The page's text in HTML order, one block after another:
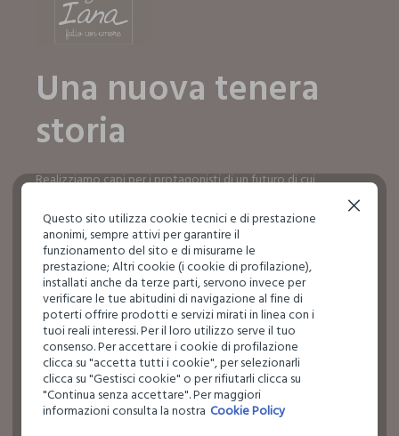
Una nuova tenera
storia
Realizziamo capi per i protagonisti di un futuro di cui
SCOPRI IL MONDO IANA
SCOPRI IL MONDO IANA
Questo sito utilizza cookie tecnici e di prestazione
anonimi, sempre attivi per garantire il
funzionamento del sito e di misurarne le
prestazione; Altri cookie (i cookie di profilazione),
installati anche da terze parti, servono invece per
verificare le tue abitudini di navigazione al fine di
poterti offrire prodotti e servizi mirati in linea con i
tuoi reali interessi. Per il loro utilizzo serve il tuo
consenso. Per accettare i cookie di profilazione
clicca su "accetta tutti i cookie", per selezionarli
clicca su "Gestisci cookie" o per rifiutarli clicca su
"Continua senza accettare". Per maggiori
informazioni consulta la nostra Cookie Policy
Continua senza accettare